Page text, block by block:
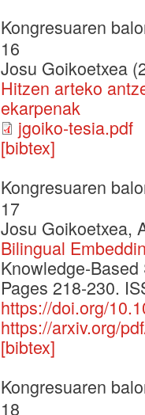
Kongresuaren
16
Josu Goikoetxea
Hitzen arteko
ekarpenak
jgoiko-tesia.pdf
[bibtex]
Kongresuaren
17
Josu Goikoetxea,
Bilingual
Knowledge-
Pages 218-230.
https://doi.org/
https://arxiv.org/
[bibtex]
Kongresuaren
18